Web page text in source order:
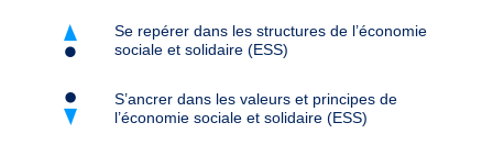
Se repérer dans les structures de l’économie
sociale et solidaire (ESS)
S’ancrer dans les valeurs et principes de
l’économie sociale et solidaire (ESS)